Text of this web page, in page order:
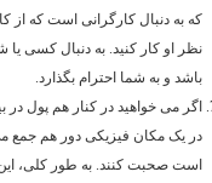
که به دنبال کارگرانی است که از
نظر او کار کنید. به دنبال کسی یا
باشد و به شما احترام بگذارد.
اگر می خواهید در کنار هم پول در
در یک مکان فیزیکی دور هم جمع
است صحبت کنند. به طور کلی،